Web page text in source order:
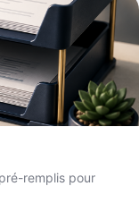
remplis pour